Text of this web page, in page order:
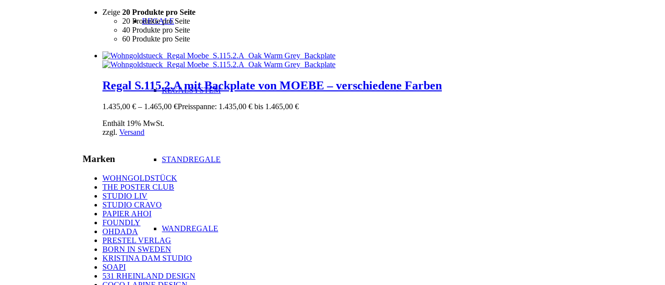
REGALE
REGALSYSTEM
STANDREGALE
WANDREGALE
Zeige 20 Produkte pro Seite
20 Produkte pro Seite
40 Produkte pro Seite
60 Produkte pro Seite
Regal S.115.2.A mit Backplate von MOEBE – verschiedene Farben
1.435,00 € – 1.465,00 €Preisspanne: 1.435,00 € bis 1.465,00 €
Enthält 19% MwSt.
zzgl. Versand
Marken
WOHNGOLDSTÜCK
THE POSTER CLUB
STUDIO LIV
STUDIO CRAVO
PAPIER AHOI
FOUNDLY
OHDADA
PRESTEL VERLAG
BORN IN SWEDEN
KRISTINA DAM STUDIO
SOAPI
531 RHEINLAND DESIGN